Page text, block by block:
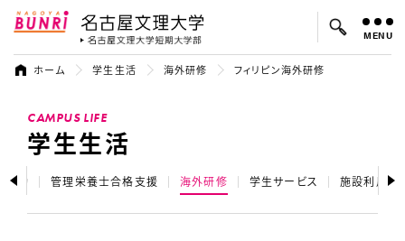
名古屋文理大学 名古屋文理大
よく検索されているキーワード：
MENU
ホーム 学生生活 海外研修 フィリピン海外研修
CAMPUS LIFE
学生生活
活動 管理栄養士合格支援 海外研修 学生サービス 施設利用